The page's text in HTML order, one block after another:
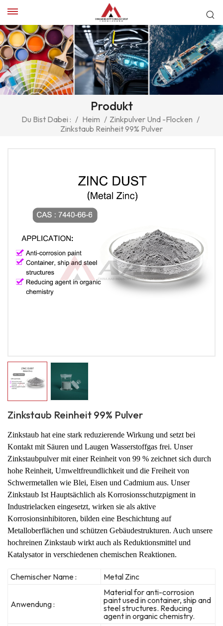
Produkt
Du Bist Dabei : / Heim / Zinkpulver Und -flocken /
Zinkstaub Reinheit 99% Pulver
Zinkstaub Reinheit 99% Pulver
Zinkstaub hat eine stark reduzierende Wirkung und setzt bei
Kontakt mit Säuren und Laugen Wasserstoffgas frei. Unser
Zinkstaubpulver mit einer Reinheit von 99 % zeichnet sich durch
hohe Reinheit, Umweltfreundlichkeit und die Freiheit von
Schwermetallen wie Blei, Eisen und Cadmium aus. Unser
Zinkstaub Ist Hauptsächlich als Korrosionsschutzpigment in
Industrielacken eingesetzt, wirken sie als aktive
Korrosionsinhibitoren, bilden eine Beschichtung auf
Metalloberflächen und schützen Gebäudestrukturen. Auch unsere
hochreinen Zinkstaub wirkt auch als Reduktionsmittel und
Katalysator in verschiedenen chemischen Reaktionen.
Chemischer Name : Metal Zinc
Anwendung :
Material for anti-corrosion
paint used in container, ship and
steel structures. Reducing
agent in organic chemistry.